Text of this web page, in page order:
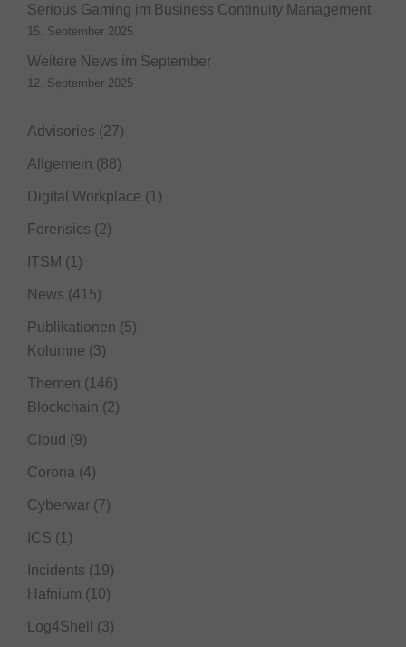
Serious Gaming im Business Continuity Management
15. September 2025
Weitere News im September
12. September 2025
Advisories (27)
Allgemein (88)
Digital Workplace (1)
Forensics (2)
ITSM (1)
News (415)
Publikationen (5)
Kolumne (3)
Themen (146)
Blockchain (2)
Cloud (9)
Corona (4)
Cyberwar (7)
ICS (1)
Incidents (19)
Hafnium (10)
Log4Shell (3)